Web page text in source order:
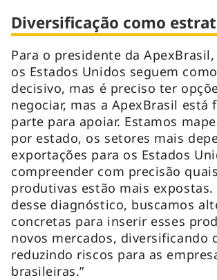
Diversificação como
Para o presidente da ApexBrasil,
os Estados Unidos seguem
decisivo, mas é preciso ter
negociar, mas a ApexBrasil está
parte para apoiar. Estamos
por estado, os setores mais
exportações para os Estados
compreender com precisão
produtivas estão mais
desse diagnóstico, buscamos
concretas para inserir esses
novos mercados, diversificando
reduzindo riscos para as
brasileiras.”